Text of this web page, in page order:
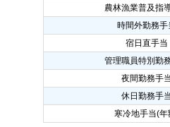
農林漁業普及指
時間外勤務手
宿日直手当
管理職員特別勤
夜間勤務手
休日勤務手
寒冷地手当(年